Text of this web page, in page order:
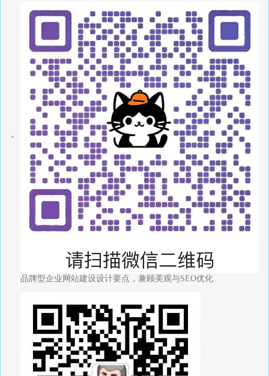
品牌型企业网站建设设计要点，兼顾美观与SEO优化